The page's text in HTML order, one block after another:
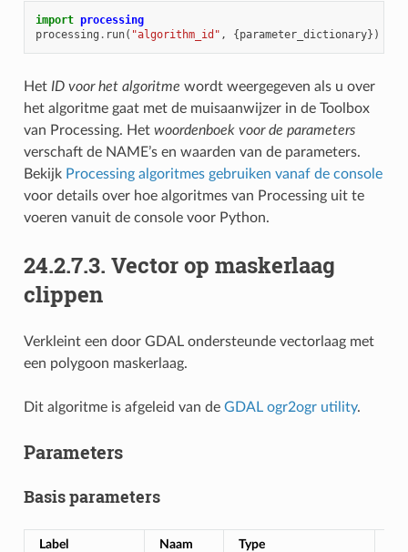
import processing
processing . run( "algorithm_id" , {parameter_dictionary})
Het ID voor het algoritme wordt weergegeven als u over
het algoritme gaat met de muisaanwijzer in de Toolbox
van Processing. Het woordenboek voor de parameters
verschaft de NAME’s en waarden van de parameters.
Bekijk Processing algoritmes gebruiken vanaf de console
voor details over hoe algoritmes van Processing uit te
voeren vanuit de console voor Python.
24.2.7.3. Vector op maskerlaag
clippen
Verkleint een door GDAL ondersteunde vectorlaag met
een polygoon maskerlaag.
Dit algoritme is afgeleid van de GDAL ogr2ogr utility.
Parameters
Basis parameters
Label Naam Type